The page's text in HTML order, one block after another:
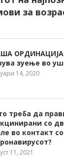
за
зуење во
14, 2020
треба да
со
во контакт
11, 2021